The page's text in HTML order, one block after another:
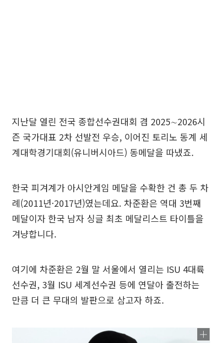
지난달 열린 전국 종합선수권대회 겸 2025∼2026시
즌 국가대표 2차 선발전 우승, 이어진 토리노 동계 세
계대학경기대회(유니버시아드) 동메달을 따냈죠.
한국 피겨계가 아시안게임 메달을 수확한 건 총 두 차
례(2011년·2017년)였는데요. 차준환은 역대 3번째
메달이자 한국 남자 싱글 최초 메달리스트 타이틀을
겨냥합니다.
여기에 차준환은 2월 말 서울에서 열리는 ISU 4대륙
선수권, 3월 ISU 세계선수권 등에 연달아 출전하는
만큼 더 큰 무대의 발판으로 삼고자 하죠.